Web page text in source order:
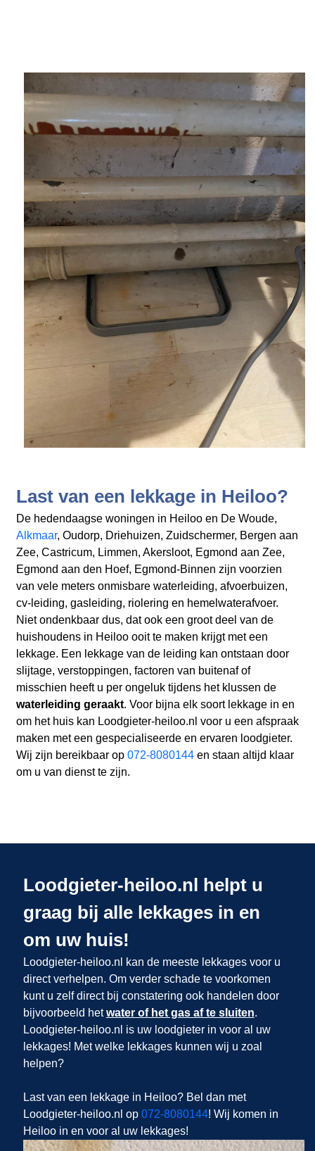
Last van een lekkage in Heiloo?
De hedendaagse woningen in Heiloo en De Woude,
Alkmaar, Oudorp, Driehuizen, Zuidschermer, Bergen aan
Zee, Castricum, Limmen, Akersloot, Egmond aan Zee,
Egmond aan den Hoef, Egmond-Binnen zijn voorzien
van vele meters onmisbare waterleiding, afvoerbuizen,
cv-leiding, gasleiding, riolering en hemelwaterafvoer.
Niet ondenkbaar dus, dat ook een groot deel van de
huishoudens in Heiloo ooit te maken krijgt met een
lekkage. Een lekkage van de leiding kan ontstaan door
slijtage, verstoppingen, factoren van buitenaf of
misschien heeft u per ongeluk tijdens het klussen de
waterleiding geraakt. Voor bijna elk soort lekkage in en
om het huis kan Loodgieter-heiloo.nl voor u een afspraak
maken met een gespecialiseerde en ervaren loodgieter.
Wij zijn bereikbaar op 072-8080144en staan altijd klaar
om u van dienst te zijn.
Loodgieter-heiloo.nl helpt u
graag bij alle lekkages in en
om uw huis!
Loodgieter-heiloo.nl kan de meeste lekkages voor u
direct verhelpen. Om verder schade te voorkomen
kunt u zelf direct bij constatering ook handelen door
bijvoorbeeld hetwater of het gas af te sluiten.
Loodgieter-heiloo.nl is uw loodgieter in voor al uw
lekkages! Met welke lekkages kunnen wij u zoal
helpen?
Last van een lekkage in Heiloo? Bel dan met
Loodgieter-heiloo.nl op 072-8080144! Wij komen in
Heiloo in en voor al uw lekkages!